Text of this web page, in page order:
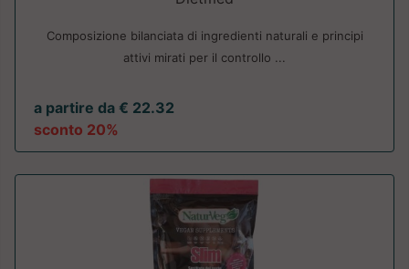
Composizione bilanciata di ingredienti naturali e principi
attivi mirati per il controllo ...
a partire da € 22.32
sconto 20%